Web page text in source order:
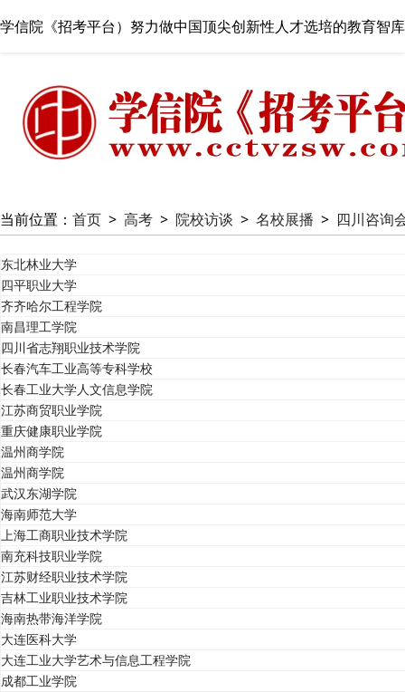
学信院《招考平台）努力做中国顶尖创新性人才选培的教育智库
当前位置： 首页 > 高考 > 院校访谈 > 名校展播 > 四川咨询
东北林业大学
四平职业大学
齐齐哈尔工程学院
南昌理工学院
四川省志翔职业技术学院
长春汽车工业高等专科学校
长春工业大学人文信息学院
江苏商贸职业学院
重庆健康职业学院
温州商学院
温州商学院
武汉东湖学院
海南师范大学
上海工商职业技术学院
南充科技职业学院
江苏财经职业技术学院
吉林工业职业技术学院
海南热带海洋学院
大连医科大学
大连工业大学艺术与信息工程学院
成都工业学院